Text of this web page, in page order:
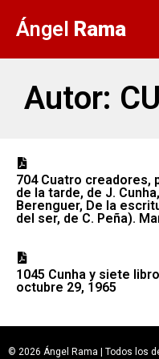
Ángel Rama
Autor:
704 Cuatro creadores,
de la tarde, de J.
Berenguer, De la
del ser, de C. Peña).
1045 Cunha y siete
octubre 29, 1965
© 2026 Ángel Rama | Todos los